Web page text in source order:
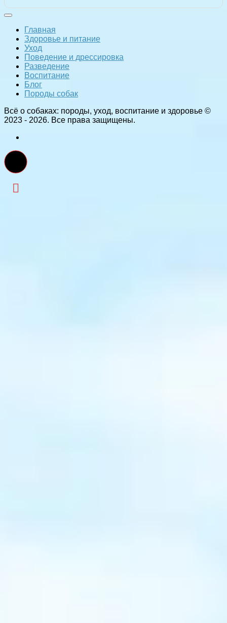
Главная
Здоровье и питание
Уход
Поведение и дрессировка
Разведение
Воспитание
Блог
Породы собак
Всё о собаках: породы, уход, воспитание и здоровье ©
2023 - 2026. Все права защищены.